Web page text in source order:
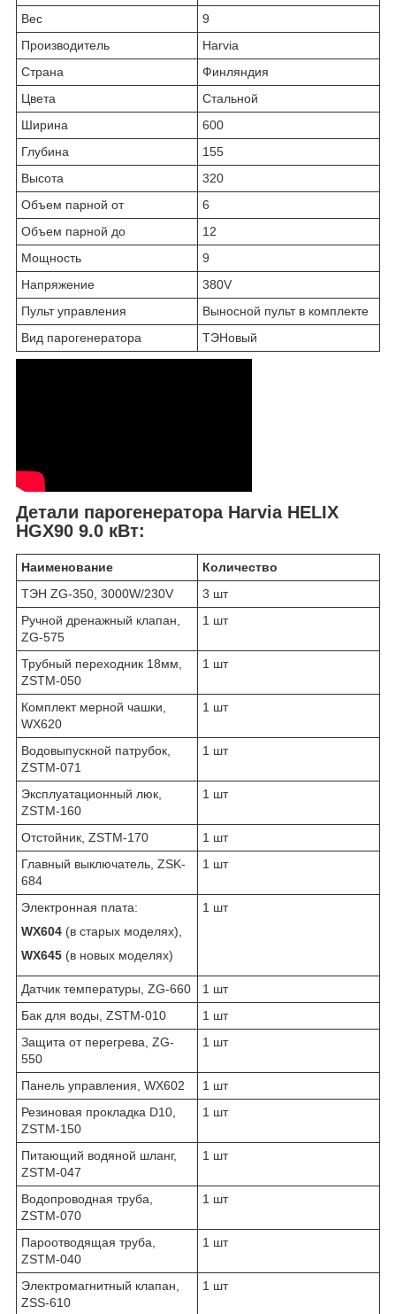
Вес
9
Производитель
Harvia
Страна
Финляндия
Цвета
Стальной
Ширина
600
Глубина
155
Высота
320
Объем парной от
6
Объем парной до
12
Мощность
9
Напряжение
380V
Пульт управления
Выносной пульт в комплекте
Вид парогенератора
ТЭНовый
Детали парогенератора Harvia HELIX
HGX90 9.0 кВт:
Наименование
Количество
ТЭН ZG-350, 3000W/230V
3 шт
Ручной дренажный клапан,
ZG-575
1 шт
Трубный переходник 18мм,
ZSTM-050
1 шт
Комплект мерной чашки,
WX620
1 шт
Водовыпускной патрубок,
ZSTM-071
1 шт
Эксплуатационный люк,
ZSTM-160
1 шт
Отстойник, ZSTM-170
1 шт
Главный выключатель, ZSK-
684
1 шт
Электронная плата:
WX604 (в старых моделях),
WX645 (в новых моделях)
1 шт
Датчик температуры, ZG-660
1 шт
Бак для воды, ZSTM-010
1 шт
Защита от перегрева, ZG-
550
1 шт
Панель управления, WX602
1 шт
Резиновая прокладка D10,
ZSTM-150
1 шт
Питающий водяной шланг,
ZSTM-047
1 шт
Водопроводная труба,
ZSTM-070
1 шт
Пароотводящая труба,
ZSTM-040
1 шт
Электромагнитный клапан,
ZSS-610
1 шт